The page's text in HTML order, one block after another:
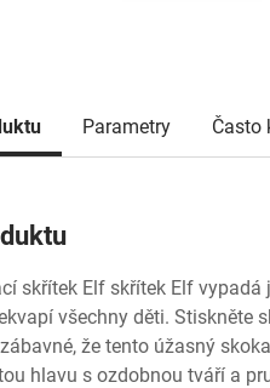
Parametry Často
skřítek Elf skřítek Elf
všechny děti. Stiskněte
že tento úžasný
hlavu s ozdobnou tváří a